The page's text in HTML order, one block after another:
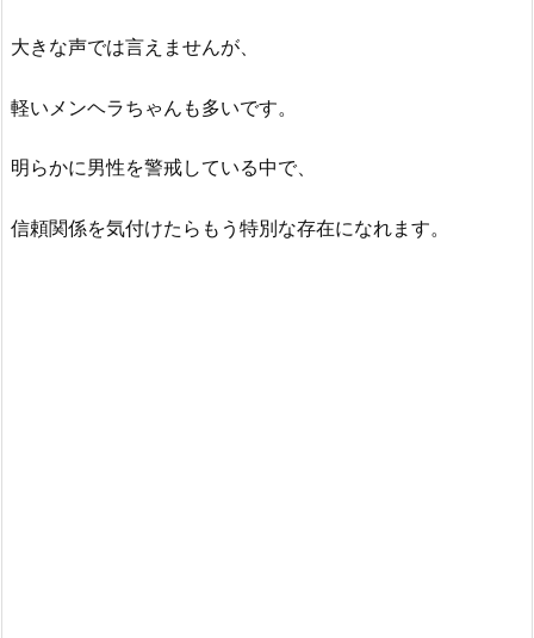
大きな声では言えませんが、
軽いメンヘラちゃんも多いです。
明らかに男性を警戒している中で、
信頼関係を気付けたらもう特別な存在になれます。